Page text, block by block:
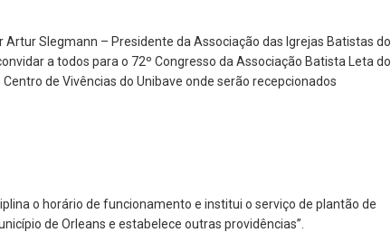
Slegmann – Presidente da Associação das Igrejas Batistas do
a todos para o 72º Congresso da Associação Batista Leta do
de Vivências do Unibave onde serão recepcionados
o horário de funcionamento e institui o serviço de plantão de
de Orleans e estabelece outras providências”.